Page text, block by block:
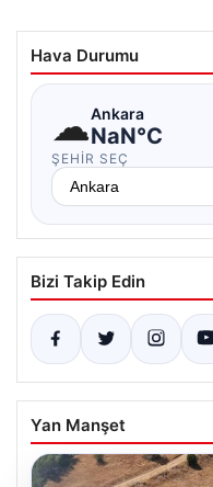
Hava Durumu
☁Ankara
NaN°C
ŞEHIR SEÇ
Bizi Takip Edin
Yan Manşet